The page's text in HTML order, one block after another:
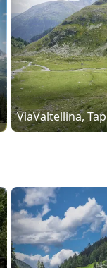
ViaValtellina,